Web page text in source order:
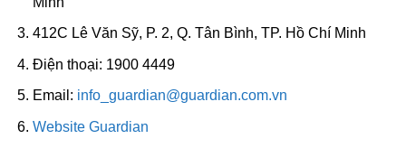
412C Lê Văn Sỹ, P. 2, Q. Tân Bình, TP. Hồ Chí Minh
Điện thoại: 1900 4449
Email: info_guardian@guardian.com.vn
Website Guardian